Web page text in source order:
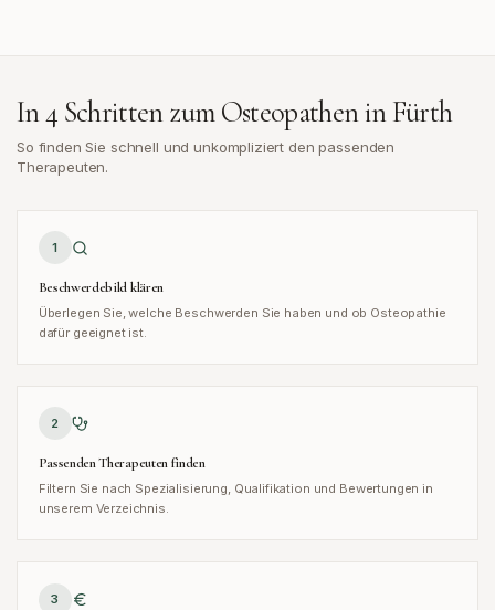
In 4 Schritten zum Osteopathen inFürth
So finden Sie schnell und unkompliziert den passenden
Therapeuten.
1
Beschwerdebild klären
Überlegen Sie, welche Beschwerden Sie haben und ob Osteopathie
dafür geeignet ist.
2
Passenden Therapeuten finden
Filtern Sie nach Spezialisierung, Qualifikation und Bewertungen in
unserem Verzeichnis.
3